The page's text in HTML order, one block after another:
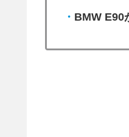
・ BMW E90